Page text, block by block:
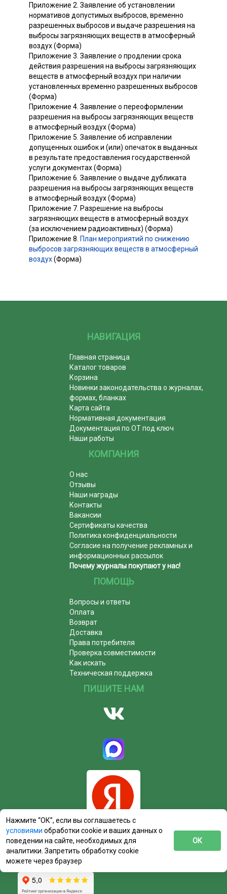
Приложение 2. Заявление об установлении
нормативов допустимых выбросов, временно
разрешенных выбросов и выдаче разрешения на
выбросы загрязняющих веществ в атмосферный
воздух (Форма)
Приложение 3. Заявление о продлении срока
действия разрешения на выбросы загрязняющих
веществ в атмосферный воздух при наличии
установленных временно разрешенных выбросов
(Форма)
Приложение 4. Заявление о переоформлении
разрешения на выбросы загрязняющих веществ
в атмосферный воздух (Форма)
Приложение 5. Заявление об исправлении
допущенных ошибок и (или) опечаток в выданных
в результате предоставления государственной
услуги документах (Форма)
Приложение 6. Заявление о выдаче дубликата
разрешения на выбросы загрязняющих веществ
в атмосферный воздух (Форма)
Приложение 7. Разрешение на выбросы
загрязняющих веществ в атмосферный воздух
(за исключением радиоактивных) (Форма)
Приложение 8. План мероприятий по снижению
выбросов загрязняющих веществ в атмосферный
воздух(Форма)
НАВИГАЦИЯ
Главная страница
Каталог товаров
Корзина
Новинки законодательства о журналах,
формах, бланках
Карта сайта
Нормативная документация
Документация по ОТ под ключ
Наши работы
КОМПАНИЯ
О нас
Отзывы
Наши награды
Контакты
Вакансии
Сертификаты качества
Политика конфиденциальности
Согласие на получение рекламных и
информационных рассылок
Почему журналы покупают у нас!
ПОМОЩЬ
Вопросы и ответы
Оплата
Возврат
Доставка
Права потребителя
Проверка совместимости
Как искать
Техническая поддержка
ПИШИТЕ НАМ
Нажмите “ОК”, если вы соглашаетесь с
условиями обработки cookie и ваших данных о
поведении на сайте, необходимых для
аналитики. Запретить обработку cookie
можете через браузер
ОК